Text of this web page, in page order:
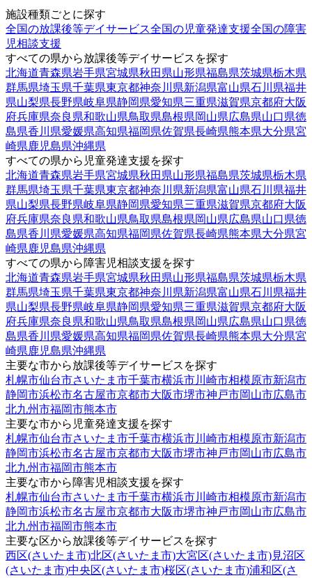
施設種類ごとに探す
全国の放課後等デイサービス全国の児童発達支援全国の障害
児相談支援
すべての県から放課後等デイサービスを探す
北海道青森県岩手県宮城県秋田県山形県福島県茨城県栃木県
群馬県埼玉県千葉県東京都神奈川県新潟県富山県石川県福井
県山梨県長野県岐阜県静岡県愛知県三重県滋賀県京都府大阪
府兵庫県奈良県和歌山県鳥取県島根県岡山県広島県山口県徳
島県香川県愛媛県高知県福岡県佐賀県長崎県熊本県大分県宮
崎県鹿児島県沖縄県
すべての県から児童発達支援を探す
北海道青森県岩手県宮城県秋田県山形県福島県茨城県栃木県
群馬県埼玉県千葉県東京都神奈川県新潟県富山県石川県福井
県山梨県長野県岐阜県静岡県愛知県三重県滋賀県京都府大阪
府兵庫県奈良県和歌山県鳥取県島根県岡山県広島県山口県徳
島県香川県愛媛県高知県福岡県佐賀県長崎県熊本県大分県宮
崎県鹿児島県沖縄県
すべての県から障害児相談支援を探す
北海道青森県岩手県宮城県秋田県山形県福島県茨城県栃木県
群馬県埼玉県千葉県東京都神奈川県新潟県富山県石川県福井
県山梨県長野県岐阜県静岡県愛知県三重県滋賀県京都府大阪
府兵庫県奈良県和歌山県鳥取県島根県岡山県広島県山口県徳
島県香川県愛媛県高知県福岡県佐賀県長崎県熊本県大分県宮
崎県鹿児島県沖縄県
主要な市から放課後等デイサービスを探す
札幌市仙台市さいたま市千葉市横浜市川崎市相模原市新潟市
静岡市浜松市名古屋市京都市大阪市堺市神戸市岡山市広島市
北九州市福岡市熊本市
主要な市から児童発達支援を探す
札幌市仙台市さいたま市千葉市横浜市川崎市相模原市新潟市
静岡市浜松市名古屋市京都市大阪市堺市神戸市岡山市広島市
北九州市福岡市熊本市
主要な市から障害児相談支援を探す
札幌市仙台市さいたま市千葉市横浜市川崎市相模原市新潟市
静岡市浜松市名古屋市京都市大阪市堺市神戸市岡山市広島市
北九州市福岡市熊本市
主要な区から放課後等デイサービスを探す
西区(さいたま市)北区(さいたま市)大宮区(さいたま市)見沼区
(さいたま市)中央区(さいたま市)桜区(さいたま市)浦和区(さ